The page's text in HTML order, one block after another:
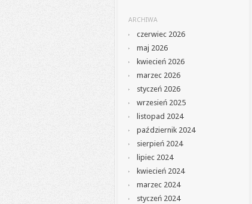
ARCHIWA
czerwiec 2026
maj 2026
kwiecień 2026
marzec 2026
styczeń 2026
wrzesień 2025
listopad 2024
październik 2024
sierpień 2024
lipiec 2024
kwiecień 2024
marzec 2024
styczeń 2024